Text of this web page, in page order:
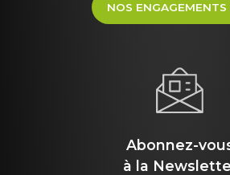
NOS ENGAGEMENTS
Abonnez-
à la